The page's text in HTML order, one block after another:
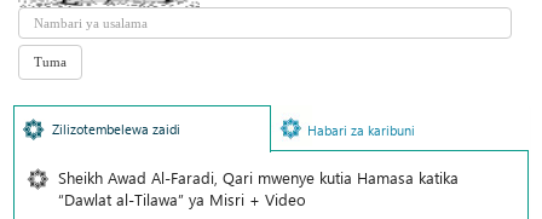
Zilizotembelewa zaidi Habari za karibuni
Sheikh Awad Al-Faradi, Qari mwenye kutia Hamasa katika
“Dawlat al-Tilawa” ya Misri + Video